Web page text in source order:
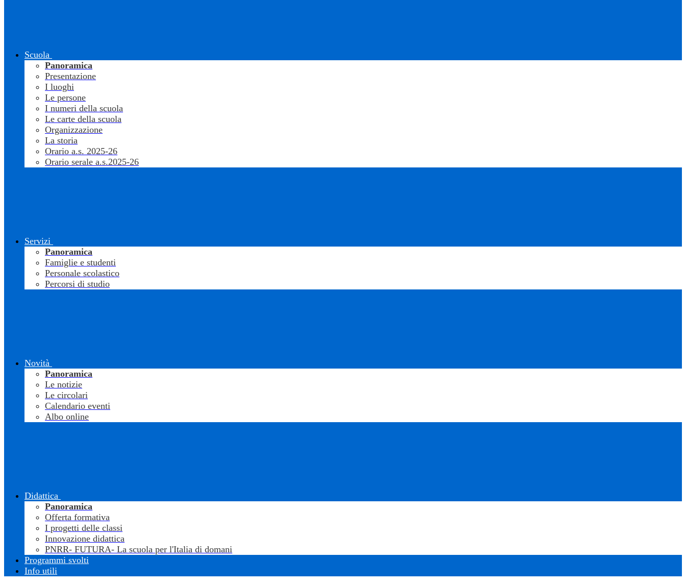
Scuola
Panoramica
Presentazione
I luoghi
Le persone
I numeri della scuola
Le carte della scuola
Organizzazione
La storia
Orario a.s. 2025-26
Orario serale a.s.2025-26
Servizi
Panoramica
Famiglie e studenti
Personale scolastico
Percorsi di studio
Novità
Panoramica
Le notizie
Le circolari
Calendario eventi
Albo online
Didattica
Panoramica
Offerta formativa
I progetti delle classi
Innovazione didattica
PNRR- FUTURA- La scuola per l'Italia di domani
Programmi svolti
Info utili